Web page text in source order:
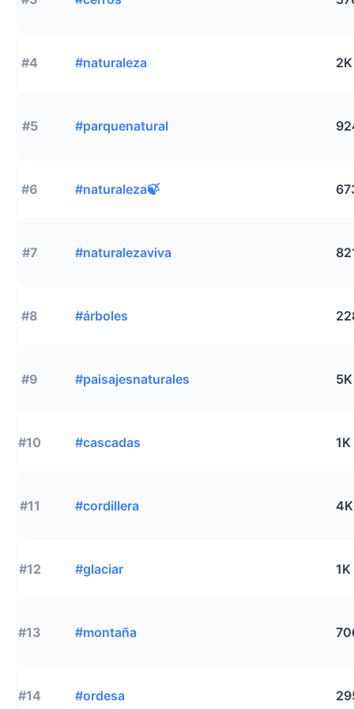
#4 #naturaleza 2K
#5 #parquenatural
#6 #naturaleza🍃
#7 #naturalezaviva
#8 #árboles
#9 #paisajesnaturales 5K
#10 #cascadas 1K
#11 #cordillera 4K
#12 #glaciar 1K
#13 #montaña
#14 #ordesa